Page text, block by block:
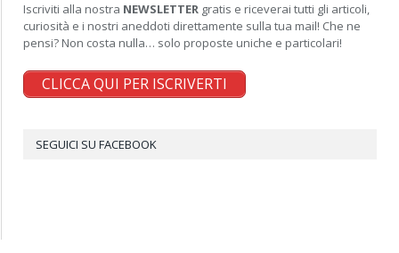
Iscriviti alla nostra NEWSLETTER gratis e riceverai tutti gli articoli,
curiosità e i nostri aneddoti direttamente sulla tua mail! Che ne
pensi? Non costa nulla… solo proposte uniche e particolari!
CLICCA QUI PER ISCRIVERTI
SEGUICI SU FACEBOOK